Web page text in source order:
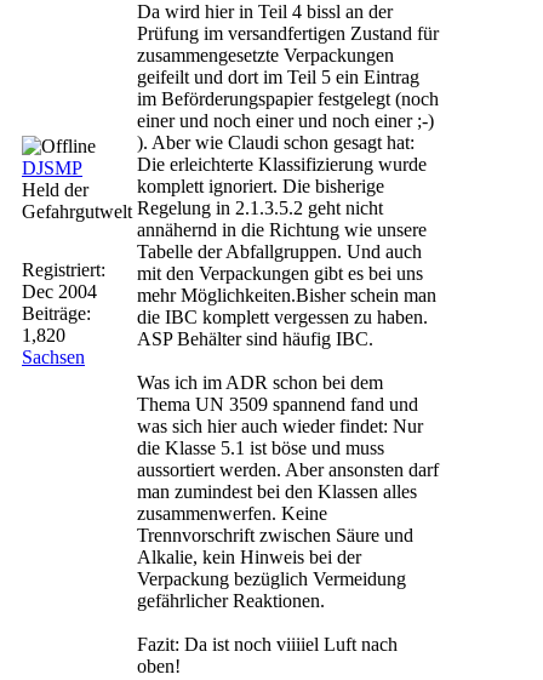
DJSMP
Held der
Gefahrgutwelt
Registriert:
Dec 2004
Beiträge:
1,820
Sachsen
Da wird hier in Teil 4 bissl an der
Prüfung im versandfertigen Zustand für
zusammengesetzte Verpackungen
geifeilt und dort im Teil 5 ein Eintrag
im Beförderungspapier festgelegt (noch
einer und noch einer und noch einer ;-)
). Aber wie Claudi schon gesagt hat:
Die erleichterte Klassifizierung wurde
komplett ignoriert. Die bisherige
Regelung in 2.1.3.5.2 geht nicht
annähernd in die Richtung wie unsere
Tabelle der Abfallgruppen. Und auch
mit den Verpackungen gibt es bei uns
mehr Möglichkeiten.Bisher schein man
die IBC komplett vergessen zu haben.
ASP Behälter sind häufig IBC.
Was ich im ADR schon bei dem
Thema UN 3509 spannend fand und
was sich hier auch wieder findet: Nur
die Klasse 5.1 ist böse und muss
aussortiert werden. Aber ansonsten darf
man zumindest bei den Klassen alles
zusammenwerfen. Keine
Trennvorschrift zwischen Säure und
Alkalie, kein Hinweis bei der
Verpackung bezüglich Vermeidung
gefährlicher Reaktionen.
Fazit: Da ist noch viiiiel Luft nach
oben!